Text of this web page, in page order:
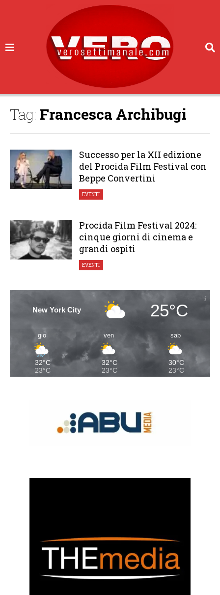
Tag: Francesca Archibugi
Successo per la XII edizione
del Procida Film Festival con
Beppe Convertini
EVENTI
Procida Film Festival 2024:
cinque giorni di cinema e
grandi ospiti
EVENTI
New York City 25°C
gio
32°C
23°C
ven
32°C
23°C
sab
30°C
23°C